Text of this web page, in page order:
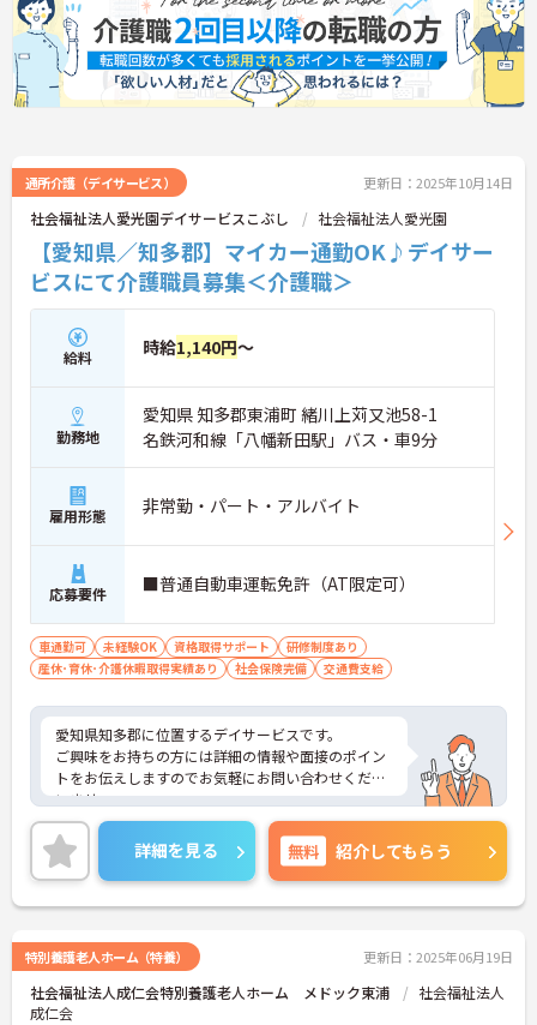
通所介護（デイサービス） 更新日：2025年10月14日
社会福祉法人愛光園デイサービスこぶし 社会福祉法人愛光園
【愛知県／知多郡】マイカー通勤OK♪デイサー
ビスにて介護職員募集＜介護職＞
給料 時給1,140円～
勤務地
愛知県 知多郡東浦町 緒川上苅又池58-1
名鉄河和線「八幡新田駅」バス・車9分
雇用形態 非常勤・パート・アルバイト
応募要件 ■普通自動車運転免許（AT限定可）
車通勤可 未経験OK 資格取得サポート
研修制度あり
産休･育休･介護休暇取得実績あり
社会保険完備 交通費支給
愛知県知多郡に位置するデイサービスです。
ご興味をお持ちの方には詳細の情報や面接のポイン
トをお伝えしますのでお気軽にお問い合わせくださ
いませ。
詳細を見る 無料 紹介してもらう
特別養護老人ホーム（特養） 更新日：2025年06月19日
社会福祉法人成仁会特別養護老人ホーム メドック東浦
社会福祉法人
成仁会